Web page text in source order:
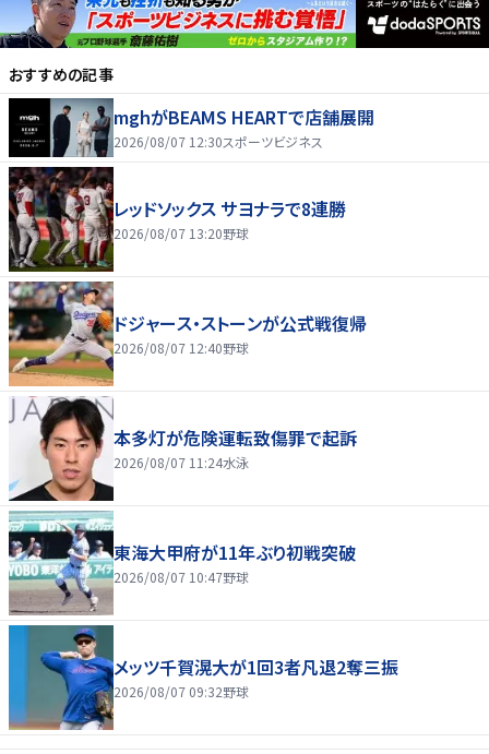
おすすめの記事
mghがBEAMS HEARTで店舗展開
2026/08/07 12:30スポーツビジネス
レッドソックス サヨナラで8連勝
2026/08/07 13:20野球
ドジャース・ストーンが公式戦復帰
2026/08/07 12:40野球
本多灯が危険運転致傷罪で起訴
2026/08/07 11:24水泳
東海大甲府が11年ぶり初戦突破
2026/08/07 10:47野球
メッツ千賀滉大が1回3者凡退2奪三振
2026/08/07 09:32野球